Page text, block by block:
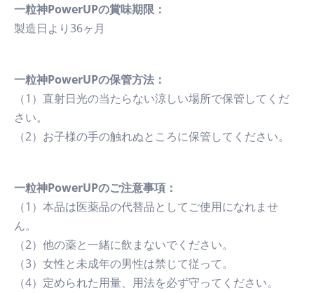
一粒神PowerUPの賞味期限：
製造日より36ヶ月
一粒神PowerUPの保管方法：
（1）直射日光の当たらない涼しい場所で保管してくだ
さい。
（2）お子様の手の触れぬところに保管してください。
一粒神PowerUPのご注意事項：
（1）本品は医薬品の代替品としてご使用になれませ
ん。
（2）他の薬と一緒に飲まないでください。
（3）女性と未成年の男性は禁じて従って。
（4）定められた用量、用法を必ず守ってください。